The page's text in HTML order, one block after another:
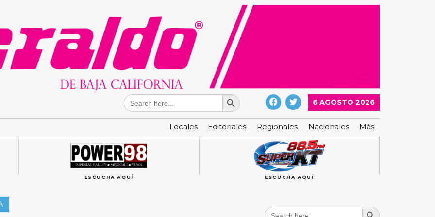
Search
for:
Search Button
6 AGOSTO 2026
Locales Editoriales Regionales Nacionales Más
ESCUCHA AQUÍ ESCUCHA AQUÍ
Search
Search Button